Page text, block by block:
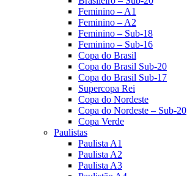
Feminino – A1
Feminino – A2
Feminino – Sub-18
Feminino – Sub-16
Copa do Brasil
Copa do Brasil Sub-20
Copa do Brasil Sub-17
Supercopa Rei
Copa do Nordeste
Copa do Nordeste – Sub-20
Copa Verde
Paulistas
Paulista A1
Paulista A2
Paulista A3